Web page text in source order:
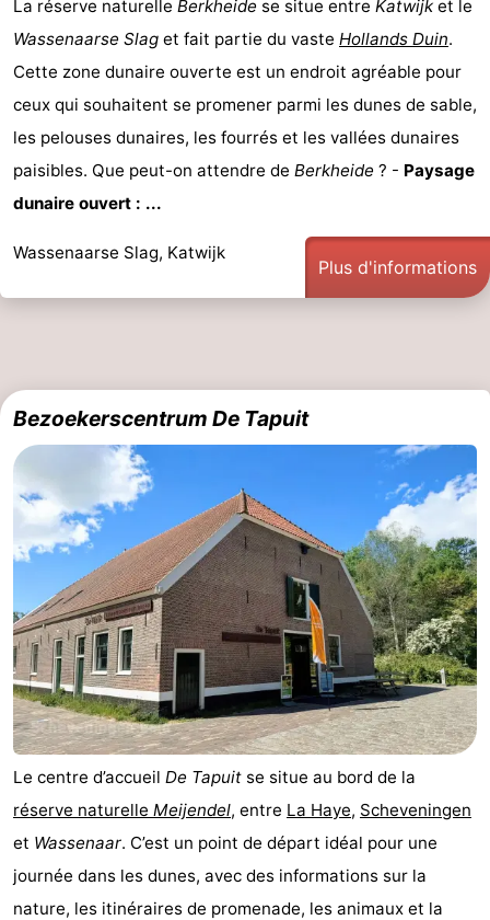
La réserve naturelle Berkheide se situe entre Katwijk et le
Wassenaarse Slag et fait partie du vaste Hollands Duin.
Cette zone dunaire ouverte est un endroit agréable pour
ceux qui souhaitent se promener parmi les dunes de sable,
les pelouses dunaires, les fourrés et les vallées dunaires
paisibles. Que peut-on attendre de Berkheide ? - Paysage
dunaire ouvert : ...
Wassenaarse Slag, Katwijk
Plus d'informations
Bezoekerscentrum De Tapuit
Le centre d’accueil De Tapuit se situe au bord de la
réserve naturelle Meijendel, entre La Haye, Scheveningen
et Wassenaar. C’est un point de départ idéal pour une
journée dans les dunes, avec des informations sur la
nature, les itinéraires de promenade, les animaux et la